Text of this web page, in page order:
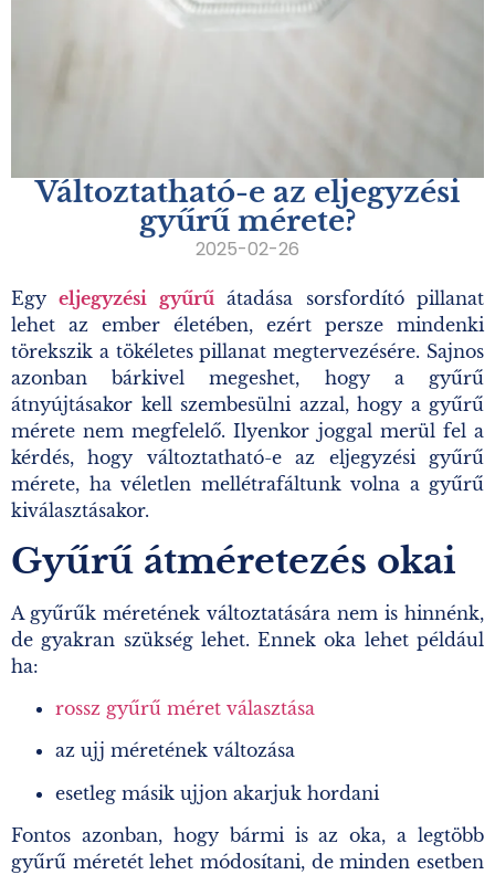
Változtatható-e az eljegyzési
gyűrű mérete?
2025-02-26
Egyeljegyzési gyűrűátadása sorsfordító pillanat
lehet az ember életében, ezért persze mindenki
törekszik a tökéletes pillanat megtervezésére. Sajnos
azonban bárkivel megeshet, hogy a gyűrű
átnyújtásakor kell szembesülni azzal, hogy a gyűrű
mérete nem megfelelő. Ilyenkor joggal merül fel a
kérdés, hogy változtatható-e az eljegyzési gyűrű
mérete, ha véletlen mellétrafáltunk volna a gyűrű
kiválasztásakor.
Gyűrű átméretezés okai
A gyűrűk méretének változtatására nem is hinnénk,
de gyakran szükség lehet. Ennek oka lehet például
ha:
rossz gyűrű méret választása
az ujj méretének változása
esetleg másik ujjon akarjuk hordani
Fontos azonban, hogy bármi is az oka, a legtöbb
gyűrű méretét lehet módosítani, de minden esetben